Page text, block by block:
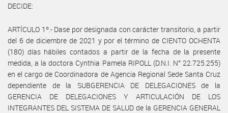
DECIDE:
ARTÍCULO 1º.- Dase por designada con carácter transitorio, a partir
del 6 de diciembre de 2021 y por el término de CIENTO OCHENTA
(180) días hábiles contados a partir de la fecha de la presente
medida, a la doctora Cynthia Pamela RIPOLL (D.N.I. N° 22.725.255)
en el cargo de Coordinadora de Agencia Regional Sede Santa Cruz
dependiente de la SUBGERENCIA DE DELEGACIONES de la
GERENCIA DE DELEGACIONES Y ARTICULACIÓN DE LOS
INTEGRANTES DEL SISTEMA DE SALUD de la GERENCIA GENERAL